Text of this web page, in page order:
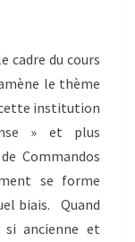
cadre du cours
le thème
cette institution
» et plus
Commandos
se forme
biais. Quand
ancienne et